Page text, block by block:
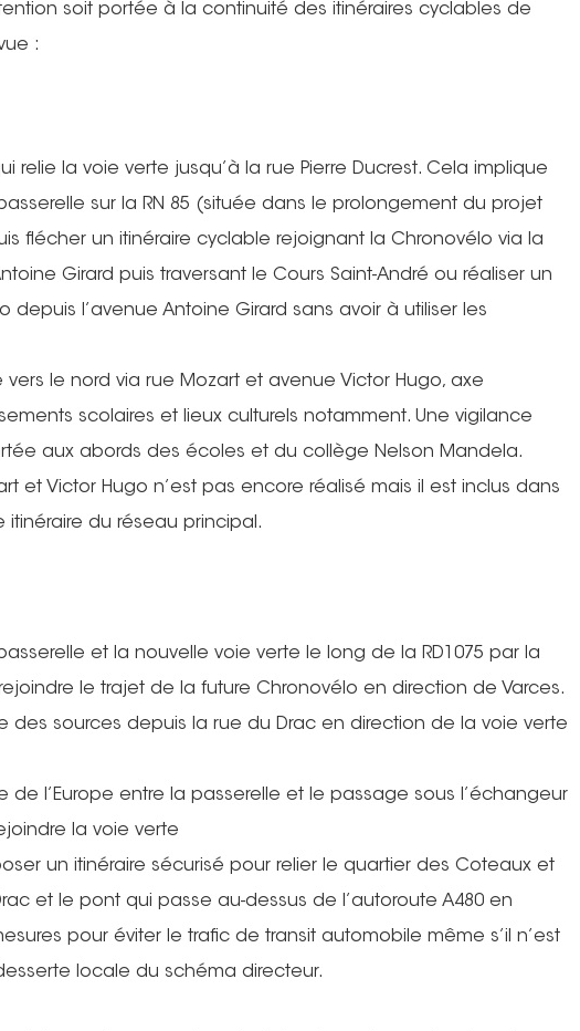
soit portée à la continuité des itinéraires cyclables de
:
relie la voie verte jusqu’à la rue Pierre Ducrest. Cela implique
sur la RN 85 (située dans le prolongement du projet
flécher un itinéraire cyclable rejoignant la Chronovélo via la
Girard puis traversant le Cours Saint-André ou réaliser un
l’avenue Antoine Girard sans avoir à utiliser les
vers le nord via rue Mozart et avenue Victor Hugo, axe
scolaires et lieux culturels notamment. Une vigilance
aux abords des écoles et du collège Nelson Mandela.
et Victor Hugo n’est pas encore réalisé mais il est inclus dans
du réseau principal.
et la nouvelle voie verte le long de la RD1075 par la
le trajet de la future Chronovélo en direction de Varces.
des sources depuis la rue du Drac en direction de la voie verte
de l’Europe entre la passerelle et le passage sous l’échangeur
la voie verte
un itinéraire sécurisé pour relier le quartier des Coteaux et
et le pont qui passe au-dessus de l’autoroute A480 en
pour éviter le trafic de transit automobile même s’il n’est
locale du schéma directeur.